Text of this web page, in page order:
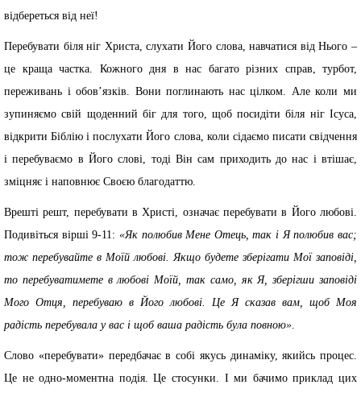
відбереться від неї!
Перебувати біля ніг Христа, слухати Його слова, навчатися від Нього –
це краща частка. Кожного дня в нас багато різних справ, турбот,
переживань і обов’язків. Вони поглинають нас цілком. Але коли ми
зупиняємо свій щоденний біг для того, щоб посидіти біля ніг Ісуса,
відкрити Біблію і послухати Його слова, коли сідаємо писати свідчення
і перебуваємо в Його слові, тоді Він сам приходить до нас і втішає,
зміцняє і наповнює Своєю благодаттю.
Врешті решт, перебувати в Христі, означає перебувати в Його любові.
Подивіться вірші 9-11: «Як полюбив Мене Отець, так і Я полюбив вас;
тож перебувайте в Моїй любові. Якщо будете зберігати Мої заповіді,
то перебуватимете в любові Моїй, так само, як Я, зберігши заповіді
Мого Отця, перебуваю в Його любові. Це Я сказав вам, щоб Моя
радість перебувала у вас і щоб ваша радість була повною»
Слово «перебувати» передбачає в собі якусь динаміку, якийсь процес.
Це не одно-моментна подія. Це стосунки. І ми бачимо приклад цих